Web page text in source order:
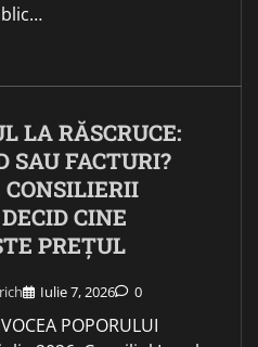
LA RĂSCRUCE:
SAU FACTURI?
CINE
PREȚUL
Iulie 7, 2026 0
POPORULUI